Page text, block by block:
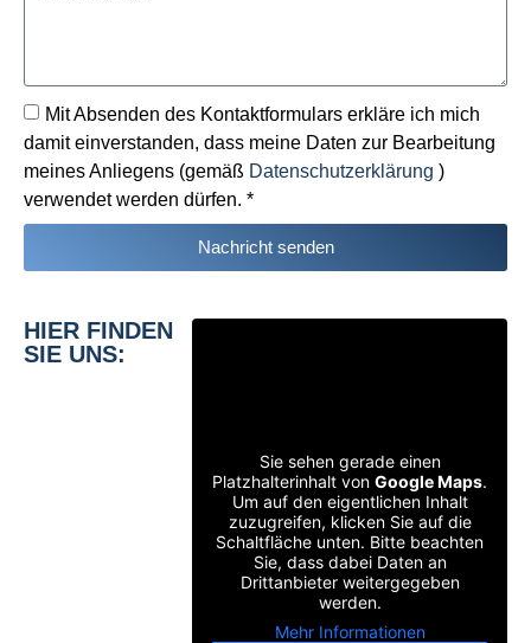
Mit Absenden des Kontaktformulars erkläre ich mich
damit einverstanden, dass meine Daten zur Bearbeitung
meines Anliegens (gemäß Datenschutzerklärung )
verwendet werden dürfen. *
Nachricht senden
HIER FINDEN
SIE UNS:
Sie sehen gerade einen
Platzhalterinhalt vonGoogle Maps.
Um auf den eigentlichen Inhalt
zuzugreifen, klicken Sie auf die
Schaltfläche unten. Bitte beachten
Sie, dass dabei Daten an
Drittanbieter weitergegeben
werden.
Mehr Informationen